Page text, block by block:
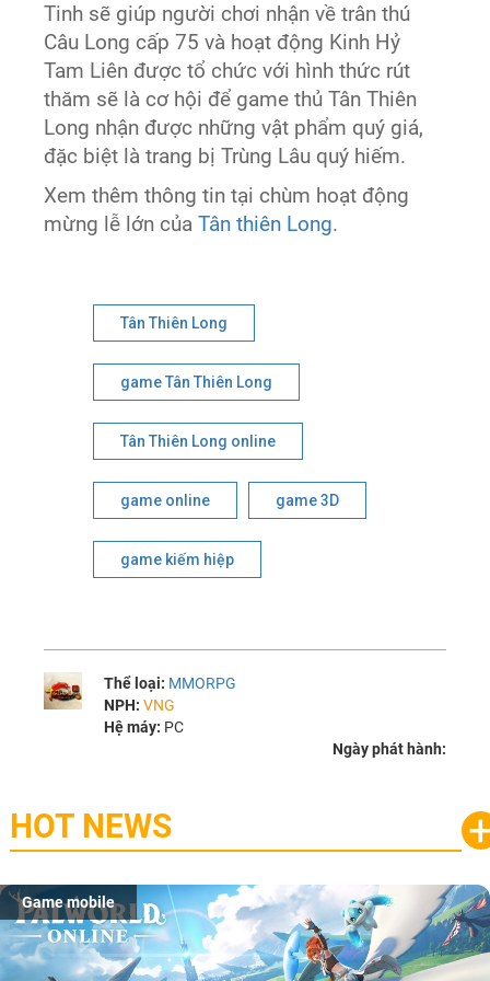
Tinh sẽ giúp người chơi nhận về trân thú
Câu Long cấp 75 và hoạt động Kinh Hỷ
Tam Liên được tổ chức với hình thức rút
thăm sẽ là cơ hội để game thủ Tân Thiên
Long nhận được những vật phẩm quý giá,
đặc biệt là trang bị Trùng Lâu quý hiếm.
Xem thêm thông tin tại chùm hoạt động
mừng lễ lớn củaTân thiên Long.
Tân Thiên Long
game Tân Thiên Long
Tân Thiên Long online
game online game 3D
game kiếm hiệp
Thể loại: MMORPG
NPH:VNG
Hệ máy: PC
Ngày phát hành:
HOT NEWS
Game mobile